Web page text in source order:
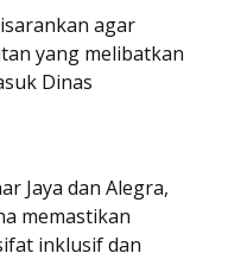
agar
yang melibatkan
Dinas
Jaya dan Alegra,
memastikan
inklusif dan